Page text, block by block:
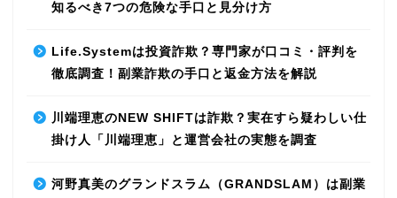
知るべき7つの危険な手口と見分け方
Life.Systemは投資詐欺？専門家が口コミ・評判を
徹底調査！副業詐欺の手口と返金方法を解説
川端理恵のNEW SHIFTは詐欺？実在すら疑わしい仕
掛け人「川端理恵」と運営会社の実態を調査
河野真美のグランドスラム（GRANDSLAM）は副業